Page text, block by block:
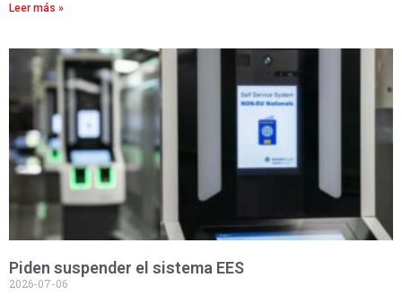
Leer más »
Piden suspender el sistema EES
2026-07-06